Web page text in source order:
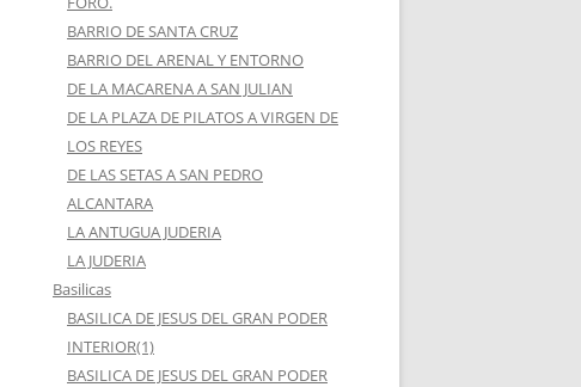
BARRIO DE SANTA CRUZ
BARRIO DEL ARENAL Y ENTORNO
DE LA MACARENA A SAN JULIAN
DE LA PLAZA DE PILATOS A VIRGEN DE
LOS REYES
DE LAS SETAS A SAN PEDRO
ALCANTARA
LA ANTUGUA JUDERIA
LA JUDERIA
Basilicas
BASILICA DE JESUS DEL GRAN PODER
INTERIOR(1)
BASILICA DE JESUS DEL GRAN PODER